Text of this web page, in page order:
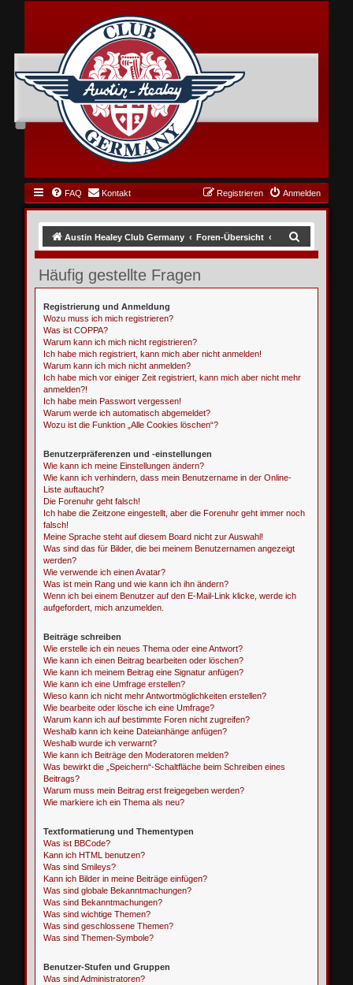
FAQ Kontakt Anmelden
Registrieren
Austin Healey Club Germany Foren-Übersicht
Häufig gestellte Fragen
Registrierung und Anmeldung
Wozu muss ich mich registrieren?
Was ist COPPA?
Warum kann ich mich nicht registrieren?
Ich habe mich registriert, kann mich aber nicht anmelden!
Warum kann ich mich nicht anmelden?
Ich habe mich vor einiger Zeit registriert, kann mich aber nicht mehr
anmelden?!
Ich habe mein Passwort vergessen!
Warum werde ich automatisch abgemeldet?
Wozu ist die Funktion „Alle Cookies löschen“?
Benutzerpräferenzen und -einstellungen
Wie kann ich meine Einstellungen ändern?
Wie kann ich verhindern, dass mein Benutzername in der Online-
Liste auftaucht?
Die Forenuhr geht falsch!
Ich habe die Zeitzone eingestellt, aber die Forenuhr geht immer noch
falsch!
Meine Sprache steht auf diesem Board nicht zur Auswahl!
Was sind das für Bilder, die bei meinem Benutzernamen angezeigt
werden?
Wie verwende ich einen Avatar?
Was ist mein Rang und wie kann ich ihn ändern?
Wenn ich bei einem Benutzer auf den E-Mail-Link klicke, werde ich
aufgefordert, mich anzumelden.
Beiträge schreiben
Wie erstelle ich ein neues Thema oder eine Antwort?
Wie kann ich einen Beitrag bearbeiten oder löschen?
Wie kann ich meinem Beitrag eine Signatur anfügen?
Wie kann ich eine Umfrage erstellen?
Wieso kann ich nicht mehr Antwortmöglichkeiten erstellen?
Wie bearbeite oder lösche ich eine Umfrage?
Warum kann ich auf bestimmte Foren nicht zugreifen?
Weshalb kann ich keine Dateianhänge anfügen?
Weshalb wurde ich verwarnt?
Wie kann ich Beiträge den Moderatoren melden?
Was bewirkt die „Speichern“-Schaltfläche beim Schreiben eines
Beitrags?
Warum muss mein Beitrag erst freigegeben werden?
Wie markiere ich ein Thema als neu?
Textformatierung und Thementypen
Was ist BBCode?
Kann ich HTML benutzen?
Was sind Smileys?
Kann ich Bilder in meine Beiträge einfügen?
Was sind globale Bekanntmachungen?
Was sind Bekanntmachungen?
Was sind wichtige Themen?
Was sind geschlossene Themen?
Was sind Themen-Symbole?
Benutzer-Stufen und Gruppen
Was sind Administratoren?